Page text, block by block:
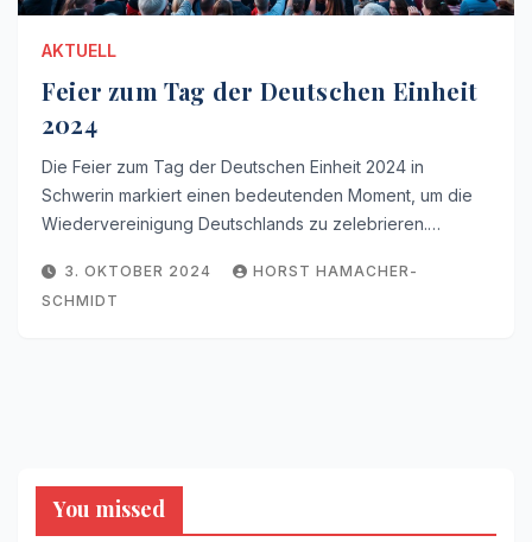
AKTUELL
Feier zum Tag der Deutschen Einheit
2024
Die Feier zum Tag der Deutschen Einheit 2024 in
Schwerin markiert einen bedeutenden Moment, um die
Wiedervereinigung Deutschlands zu zelebrieren.…
3. OKTOBER 2024
HORST HAMACHER-
SCHMIDT
You missed